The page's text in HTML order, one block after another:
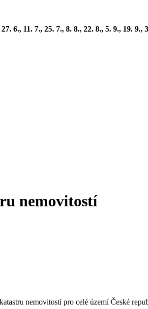
11. 7., 25. 7., 8. 8., 22. 8., 5. 9., 19. 9.,
nemovitostí
nemovitostí pro celé území České